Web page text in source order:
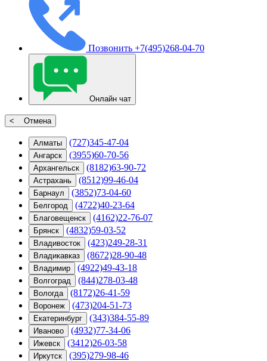
Позвонить +7(495)268-04-70
Онлайн чат
< Отмена
Алматы (727)345-47-04
Ангарск (3955)60-70-56
Архангельск (8182)63-90-72
Астрахань (8512)99-46-04
Барнаул (3852)73-04-60
Белгород (4722)40-23-64
Благовещенск (4162)22-76-07
Брянск (4832)59-03-52
Владивосток (423)249-28-31
Владикавказ (8672)28-90-48
Владимир (4922)49-43-18
Волгоград (844)278-03-48
Вологда (8172)26-41-59
Воронеж (473)204-51-73
Екатеринбург (343)384-55-89
Иваново (4932)77-34-06
Ижевск (3412)26-03-58
Иркутск (395)279-98-46